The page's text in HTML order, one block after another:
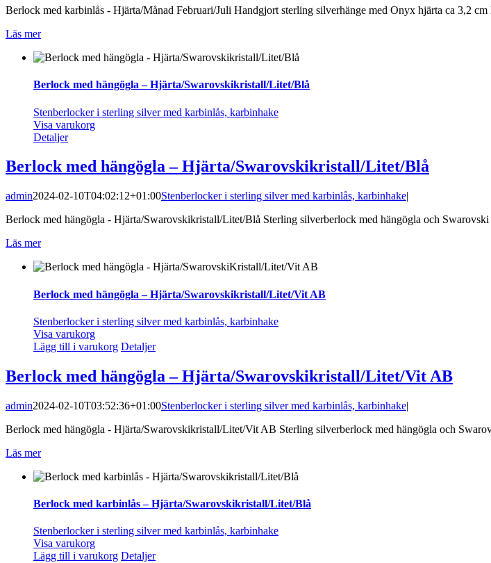
Berlock med karbinlås - Hjärta/Månad Februari/Juli Handgjort sterling silverhänge med Onyx hjärta ca 3,2
Läs mer
Berlock med hängögla – Hjärta/Swarovskikristall/Litet/Blå
Stenberlocker i sterling silver med karbinlås, karbinhake
Visa varukorg
Detaljer
Berlock med hängögla – Hjärta/Swarovskikristall/Litet/Blå
admin2024-02-10T04:02:12+01:00Stenberlocker i sterling silver med karbinlås, karbinhake|
Berlock med hängögla - Hjärta/Swarovskikristall/Litet/Blå Sterling silverberlock med hängögla och
Läs mer
Berlock med hängögla – Hjärta/Swarovskikristall/Litet/Vit AB
Stenberlocker i sterling silver med karbinlås, karbinhake
Visa varukorg
Lägg till i varukorg Detaljer
Berlock med hängögla – Hjärta/Swarovskikristall/Litet/Vit AB
admin2024-02-10T03:52:36+01:00Stenberlocker i sterling silver med karbinlås, karbinhake|
Berlock med hängögla - Hjärta/Swarovskikristall/Litet/Vit AB Sterling silverberlock med hängögla och
Läs mer
Berlock med karbinlås – Hjärta/Swarovskikristall/Litet/Blå
Stenberlocker i sterling silver med karbinlås, karbinhake
Visa varukorg
Lägg till i varukorg Detaljer